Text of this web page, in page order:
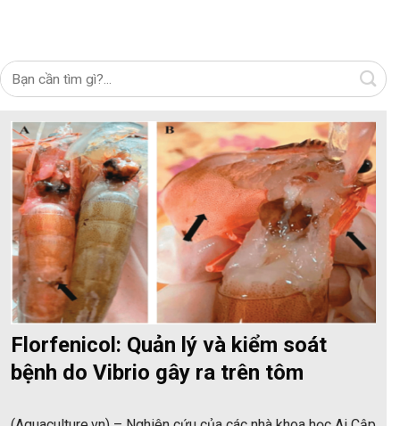
Florfenicol: Quản lý và kiểm soát
bệnh do Vibrio gây ra trên tôm